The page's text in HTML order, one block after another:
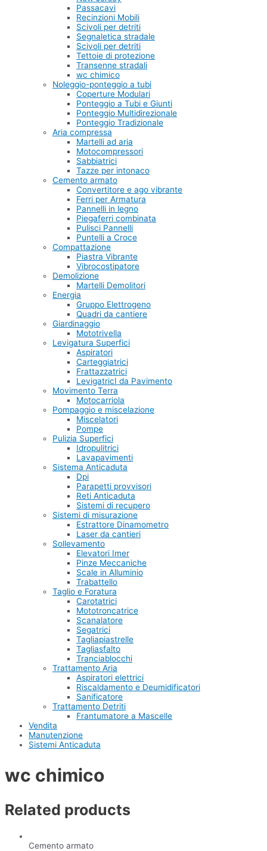
Passacavi
Recinzioni Mobili
Scivoli per detriti
Segnaletica stradale
Scivoli per detriti
Tettoie di protezione
Transenne stradali
wc chimico
Noleggio-ponteggio a tubi
Coperture Modulari
Ponteggio a Tubi e Giunti
Ponteggio Multidirezionale
Ponteggio Tradizionale
Aria compressa
Martelli ad aria
Motocompressori
Sabbiatrici
Tazze per intonaco
Cemento armato
Convertitore e ago vibrante
Ferri per Armatura
Pannelli in legno
Piegaferri combinata
Pulisci Pannelli
Puntelli a Croce
Compattazione
Piastra Vibrante
Vibrocostipatore
Demolizione
Martelli Demolitori
Energia
Gruppo Elettrogeno
Quadri da cantiere
Giardinaggio
Mototrivella
Levigatura Superfici
Aspiratori
Carteggiatrici
Frattazzatrici
LevigatricI da Pavimento
Movimento Terra
Motocarriola
Pompaggio e miscelazione
Miscelatori
Pompe
Pulizia Superfici
Idropulitrici
Lavapavimenti
Sistema Anticaduta
Dpi
Parapetti provvisori
Reti Anticaduta
Sistemi di recupero
Sistemi di misurazione
Estrattore Dinamometro
Laser da cantieri
Sollevamento
Elevatori Imer
Pinze Meccaniche
Scale in Alluminio
Trabattello
Taglio e Foratura
Carotatrici
Mototroncatrice
Scanalatore
Segatrici
Tagliapiastrelle
Tagliasfalto
Tranciablocchi
Trattamento Aria
Aspiratori elettrici
Riscaldamento e Deumidificatori
Sanificatore
Trattamento Detriti
Frantumatore a Mascelle
Vendita
Manutenzione
Sistemi Anticaduta
wc chimico
Related products
Cemento armato